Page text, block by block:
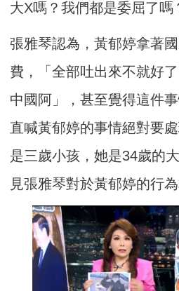
大X嗎？我們都是委屈了嗎
張雅琴認為，黃郁婷拿著
費，「全部吐出來不就好
中國阿」，甚至覺得這件
直喊黃郁婷的事情絕對要
是三歲小孩，她是34歲的
見張雅琴對於黃郁婷的行為